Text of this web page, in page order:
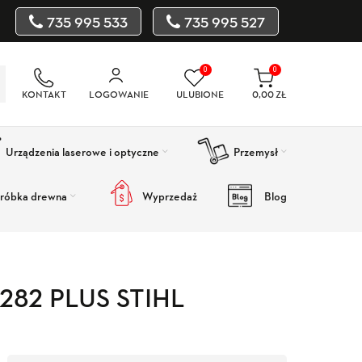
735 995 533 735 995 527
KONTAKT LOGOWANIE
0
ULUBIONE
0
0,00ZŁ
Urządzenia laserowe i optyczne Przemysł
drewna Wyprzedaż Blog
PLUS STIHL